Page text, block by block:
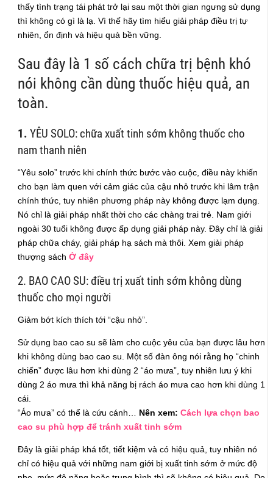
thấy tình trạng tái phát trở lại sau một thời gian ngưng sử dụng
thì không có gì là lạ. Vì thế hãy tìm hiểu giải pháp điều trị tự
nhiên, ổn định và hiệu quả bền vững.
Sau đây là 1 số cách chữa trị bệnh khó
nói không cần dùng thuốc hiệu quả, an
toàn.
1.YÊU SOLO: chữa xuất tinh sớm không thuốc cho
nam thanh niên
“Yêu solo” trước khi chính thức bước vào cuộc, điều này khiến
cho bạn làm quen với cảm giác của cậu nhỏ trước khi lâm trận
chính thức, tuy nhiên phương pháp này không được lạm dụng.
Nó chỉ là giải pháp nhất thời cho các chàng trai trẻ. Nam giới
ngoài 30 tuổi không được ấp dụng giải pháp này. Đây chỉ là giải
pháp chữa cháy, giải pháp hạ sách mà thôi. Xem giải pháp
thượng sáchỞ đây
2. BAO CAO SU: điều trị xuất tinh sớm không dùng
thuốc cho mọi người
Giảm bớt kích thích tới “cậu nhỏ”.
Sử dụng bao cao su sẽ làm cho cuộc yêu của bạn được lâu hơn
khi không dùng bao cao su. Một số đàn ông nói rằng họ “chinh
chiến” được lâu hơn khi dùng 2 “áo mưa”, tuy nhiên lưu ý khi
dùng 2 áo mưa thì khả năng bị rách áo mưa cao hơn khi dùng 1
cái.
“Áo mưa” có thể là cứu cánh… Nên xem: Cách lựa chọn bao
cao su phù hợp để tránh xuất tinh sớm
Đây là giải pháp khá tốt, tiết kiệm và có hiệu quả, tuy nhiên nó
chỉ có hiệu quả với những nam giới bị xuất tinh sớm ở mức độ